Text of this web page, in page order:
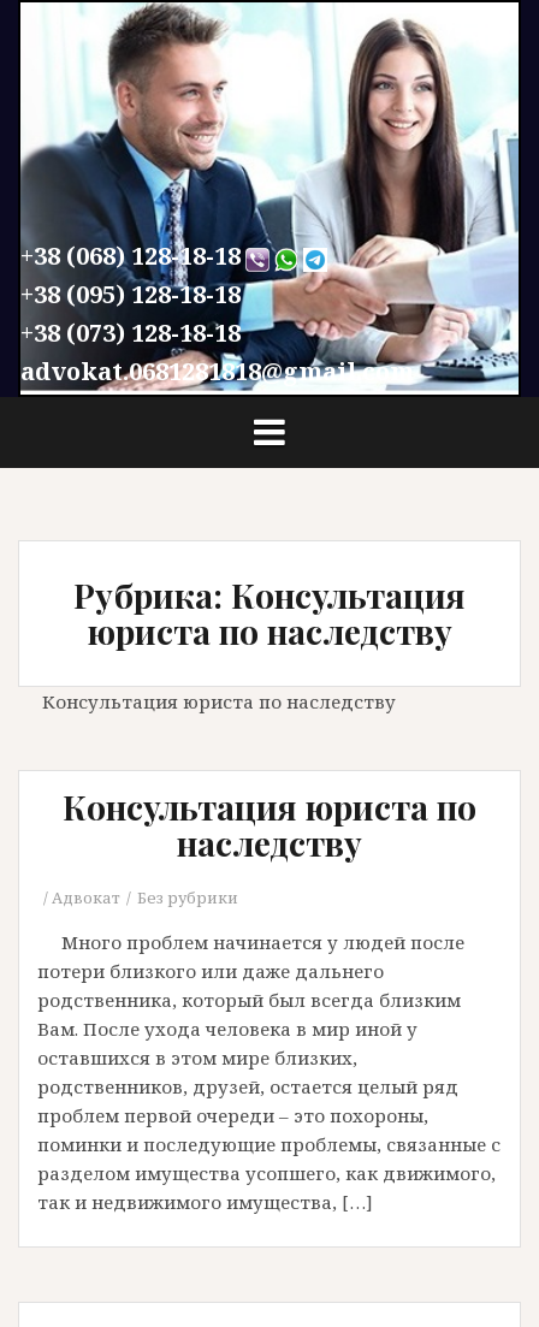
+38 (068) 128-18-18
+38 (095) 128-18-18
+38 (073) 128-18-18
advokat.0681281818@gmail.com
Рубрика: Консультация
юриста по наследству
Консультация юриста по наследству
Консультация юриста по
наследству
Адвокат Без рубрики
Много проблем начинается у людей после
потери близкого или даже дальнего
родственника, который был всегда близким
Вам. После ухода человека в мир иной у
оставшихся в этом мире близких,
родственников, друзей, остается целый ряд
проблем первой очереди – это похороны,
поминки и последующие проблемы, связанные с
разделом имущества усопшего, как движимого,
так и недвижимого имущества, […]